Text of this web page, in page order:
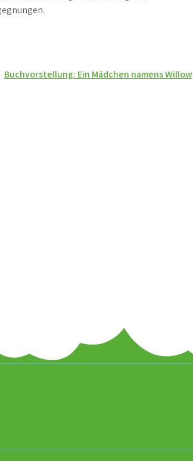
Buchvorstellung: Ein Mädchen namens Willow